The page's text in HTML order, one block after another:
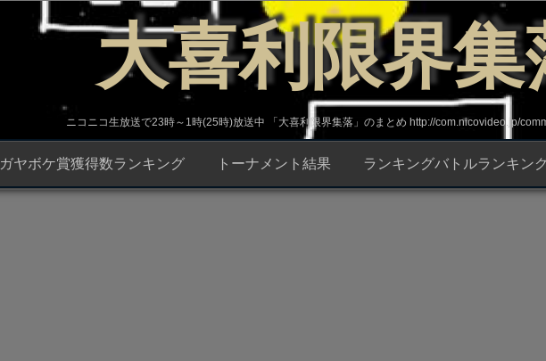
大喜利限界集
ニコニコ生放送で23時～1時(25時)放送中 「大喜利限界集落」のまとめ http://com.nicovideo.jp/
ガヤボケ賞獲得数ランキング トーナメント結果 ランキングバトルランキン